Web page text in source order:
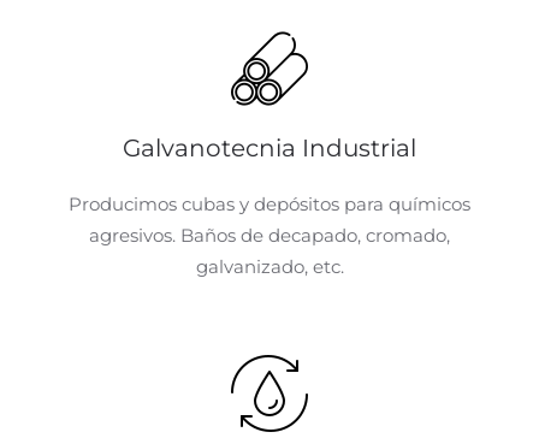
Galvanotecnia Industrial
Producimos cubas y depósitos para químicos
agresivos. Baños de decapado, cromado,
galvanizado, etc.